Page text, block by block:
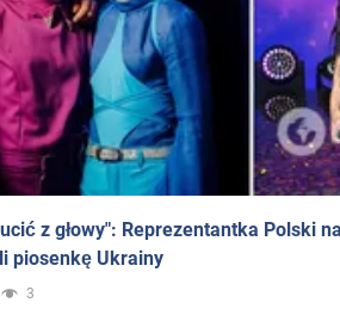
z głowy": Reprezentantka Polski
piosenkę Ukrainy
3